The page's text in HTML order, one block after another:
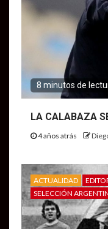
8 minutos de
LA CALABAZA
4 años atrás
ACTUALIDAD
SELECCIÓN